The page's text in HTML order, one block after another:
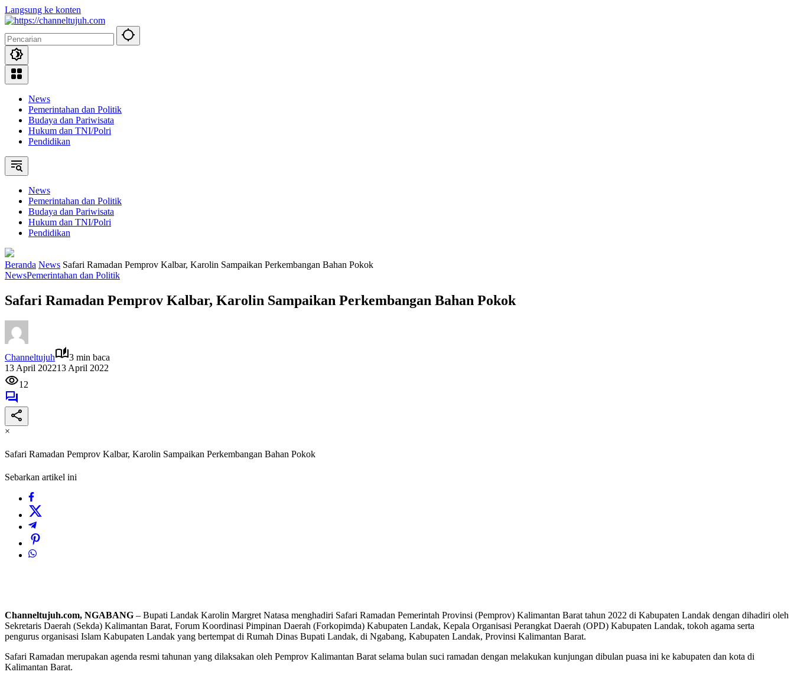
Langsung ke konten
News
Pemerintahan dan Politik
Budaya dan Pariwisata
Hukum dan TNI/Polri
Pendidikan
News
Pemerintahan dan Politik
Budaya dan Pariwisata
Hukum dan TNI/Polri
Pendidikan
Beranda News Safari Ramadan Pemprov Kalbar, Karolin Sampaikan Perkembangan Bahan Pokok
NewsPemerintahan dan Politik
Safari Ramadan Pemprov Kalbar, Karolin Sampaikan Perkembangan Bahan Pokok
Channeltujuh
3 min baca
13 April 202213 April 2022
12
×
Safari Ramadan Pemprov Kalbar, Karolin Sampaikan Perkembangan Bahan Pokok
Sebarkan artikel ini
Channeltujuh.com, NGABANG – Bupati Landak Karolin Margret Natasa menghadiri Safari Ramadan Pemerintah Provinsi (Pemprov) Kalimantan Barat tahun 2022 di Kabupaten Landak dengan dihadiri oleh
Sekretaris Daerah (Sekda) Kalimantan Barat, Forum Koordinasi Pimpinan Daerah (Forkopimda) Kabupaten Landak, Kepala Organisasi Perangkat Daerah (OPD) Kabupaten Landak, tokoh agama serta
pengurus organisasi Islam Kabupaten Landak yang bertempat di Rumah Dinas Bupati Landak, di Ngabang, Kabupaten Landak, Provinsi Kalimantan Barat.
Safari Ramadan merupakan agenda resmi tahunan yang dilaksakan oleh Pemprov Kalimantan Barat selama bulan suci ramadan dengan melakukan kunjungan dibulan puasa ini ke kabupaten dan kota di
Kalimantan Barat.